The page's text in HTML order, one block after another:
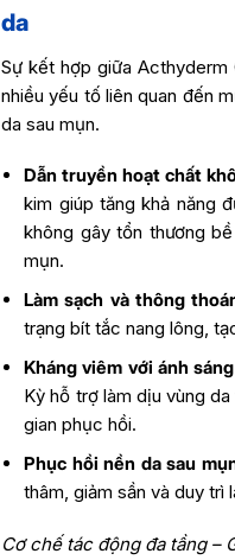
da
Sự kết hợp giữa Acthyderm
nhiều yếu tố liên quan đến
da sau mụn.
Dẫn truyền hoạt chất
kim giúp tăng khả năng
không gây tổn thương
mụn.
Làm sạch và thông
trạng bít tắc nang lông,
Kháng viêm với ánh
Kỳ hỗ trợ làm dịu vùng
gian phục hồi.
Phục hồi nền da sau
thâm, giảm sần và duy trì
Cơ chế tác động đa tầng –